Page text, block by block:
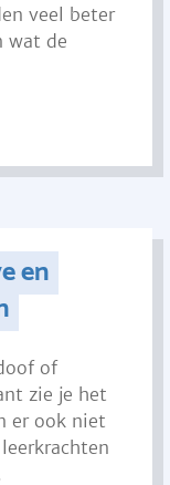
veel beter
wat de
en
of
zie je het
er ook niet